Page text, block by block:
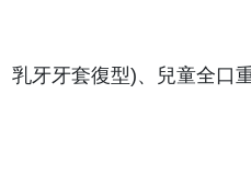
乳牙牙套復型)、兒童全口